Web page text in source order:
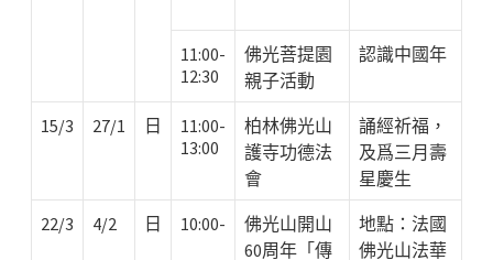
11:00-
12:30
佛光菩提園
親子活動
認識中國年
15/3 27/1 日
11:00-
13:00
柏林佛光山
護寺功德法
會
誦經祈福，
及爲三月壽
星慶生
22/3 4/2 日 10:00-
佛光山開山
60周年「傳
地點：法國
佛光山法華